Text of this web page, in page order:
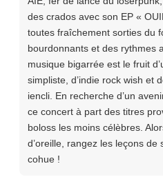
des crados avec son EP «
toutes fraîchement sorties du
bourdonnants et des rythmes
musique bigarrée est le fruit
simpliste, d’indie rock wish et
iencli. En recherche d’un
ce concert à part des titres
boloss les moins célèbres.
d’oreille, rangez les leçons de
cohue !